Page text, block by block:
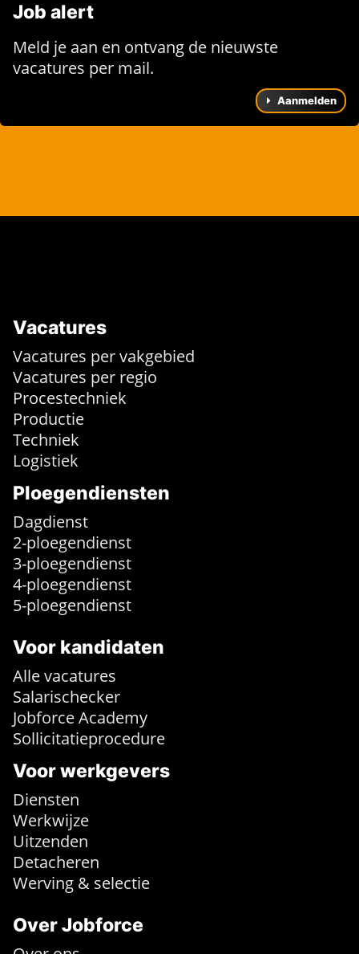
Job alert
Meld je aan en ontvang de nieuwste
vacatures per mail.
Aanmelden
Vacatures
Vacatures per vakgebied
Vacatures per regio
Procestechniek
Productie
Techniek
Logistiek
Ploegendiensten
Dagdienst
2-ploegendienst
3-ploegendienst
4-ploegendienst
5-ploegendienst
Voor kandidaten
Alle vacatures
Salarischecker
Jobforce Academy
Sollicitatieprocedure
Voor werkgevers
Diensten
Werkwijze
Uitzenden
Detacheren
Werving & selectie
Over Jobforce